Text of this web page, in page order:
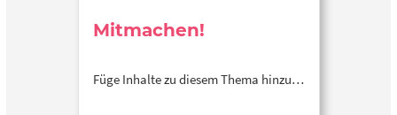
Mitmachen!
Füge Inhalte zu diesem Thema hinzu…